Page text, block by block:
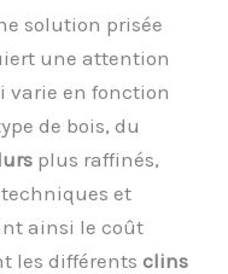
solution prisée
une attention
varie en fonction
de bois, du
plus raffinés,
et
ainsi le coût
les différentsclins